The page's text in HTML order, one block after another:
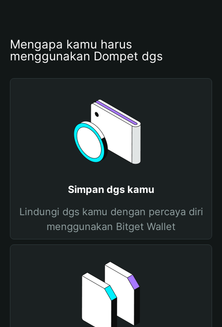
Mengapa kamu harus
menggunakan Dompet dgs
Simpan dgs kamu
Lindungi dgs kamu dengan percaya diri
menggunakan Bitget Wallet